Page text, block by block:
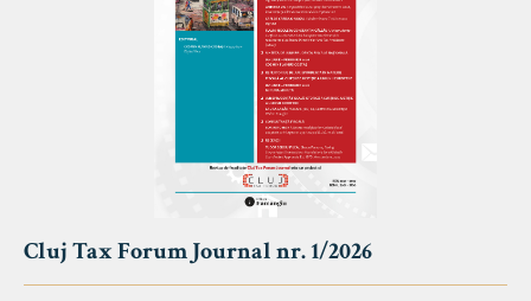
Cluj Tax Forum Journal nr. 1/2026